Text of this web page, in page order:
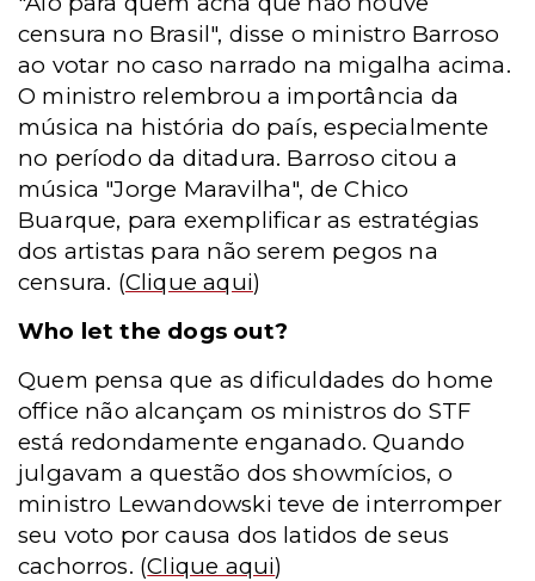
censura no Brasil", disse o ministro Barroso
ao votar no caso narrado na migalha acima.
O ministro relembrou a importância da
música na história do país, especialmente
no período da ditadura. Barroso citou a
música "Jorge Maravilha", de Chico
Buarque, para exemplificar as estratégias
dos artistas para não serem pegos na
censura. (Clique aqui)
Who let the dogs out?
Quem pensa que as dificuldades do home
office não alcançam os ministros do STF
está redondamente enganado. Quando
julgavam a questão dos showmícios, o
ministro Lewandowski teve de interromper
seu voto por causa dos latidos de seus
cachorros. (Clique aqui)